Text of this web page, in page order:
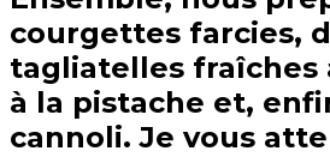
courgettes farcies,
tagliatelles fraîches
à la pistache et,
cannoli. Je vous